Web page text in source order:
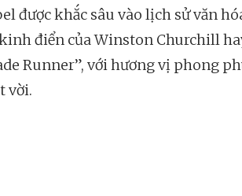
được khắc sâu vào lịch sử văn
điển của Winston Churchill
Runner”, với hương vị phong
vời.